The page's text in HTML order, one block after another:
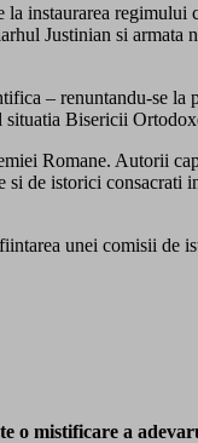
instaurarea
Justinian si armata
– renuntandu-se la
situatia Bisericii
Romane. Autorii
si de istorici consacrati
unei comisii de
o mistificare a